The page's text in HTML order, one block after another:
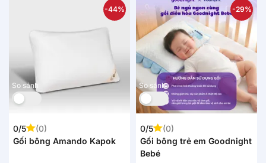
So sánh
-44%
0/5
(0)
Gối bông Amando Kapok
So sánh
-29%
0/5
(0)
Gối bông trẻ em Goodnight
Bebé